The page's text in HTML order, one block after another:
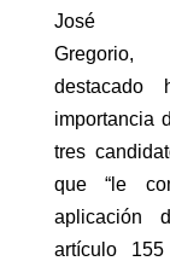
José
destacado
importancia
tres
que “le
aplicación
artículo